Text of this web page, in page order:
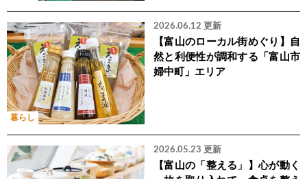
暮らし
2026.06.12 更新
【富山のローカル街めぐり】自
然と利便性が調和する「富山市
婦中町」エリア
2026.05.23 更新
【富山の「整える」】心が動く